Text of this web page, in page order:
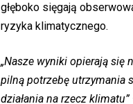
głęboko sięgają
ryzyka klimatycznego.
„Nasze wyniki opierają się
pilną potrzebę utrzymania
działania na rzecz klimatu”